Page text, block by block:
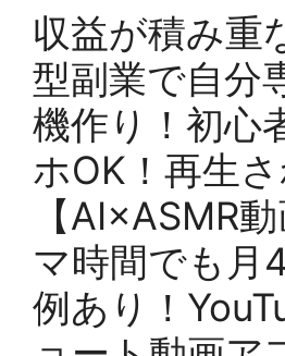
収益が積み重
型副業で自分
機作り！初心
ホOK！再生
【AI×ASMR
マ時間でも月
例あり！